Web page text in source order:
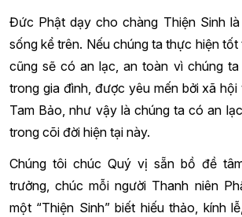
Đức Phật dạy cho chàng Thiện Sinh
sống kể trên. Nếu chúng ta thực hiện tốt
cũng sẽ có an lạc, an toàn vì chúng
trong gia đình, được yêu mến bởi xã
Tam Bảo, như vậy là chúng ta có an
trong cõi đời hiện tại này.
Chúng tôi chúc Quý vị sẵn bồ đề
trưởng, chúc mỗi người Thanh niên
một “Thiện Sinh” biết hiếu thảo, kính